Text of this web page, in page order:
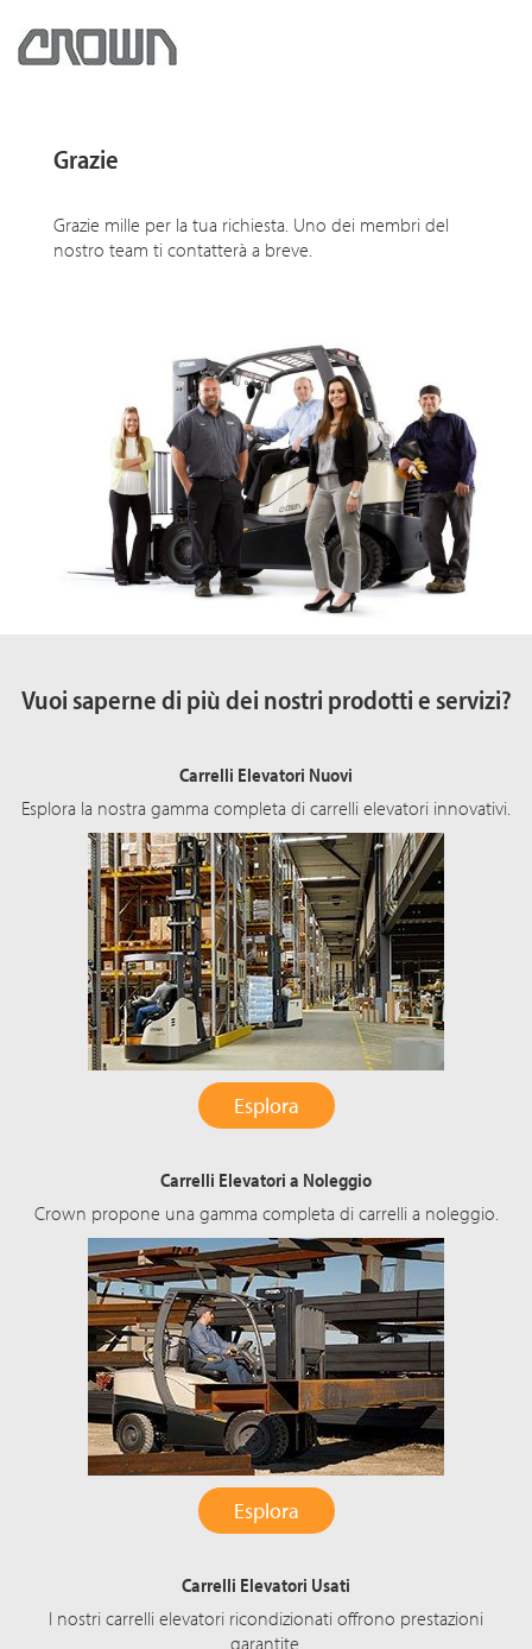
Grazie
Grazie mille per la tua richiesta. Uno dei membri del
nostro team ti contatterà a breve.
Vuoi saperne di più dei nostri prodotti e servizi?
Carrelli Elevatori Nuovi
Esplora la nostra gamma completa di carrelli elevatori innovativi.
Esplora
Carrelli Elevatori a Noleggio
Crown propone una gamma completa di carrelli a noleggio.
Esplora
Carrelli Elevatori Usati
I nostri carrelli elevatori ricondizionati offrono prestazioni
garantite.